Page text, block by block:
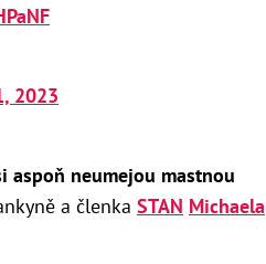
2023
aspoň neumejou mastnou
a členka STAN Michaela